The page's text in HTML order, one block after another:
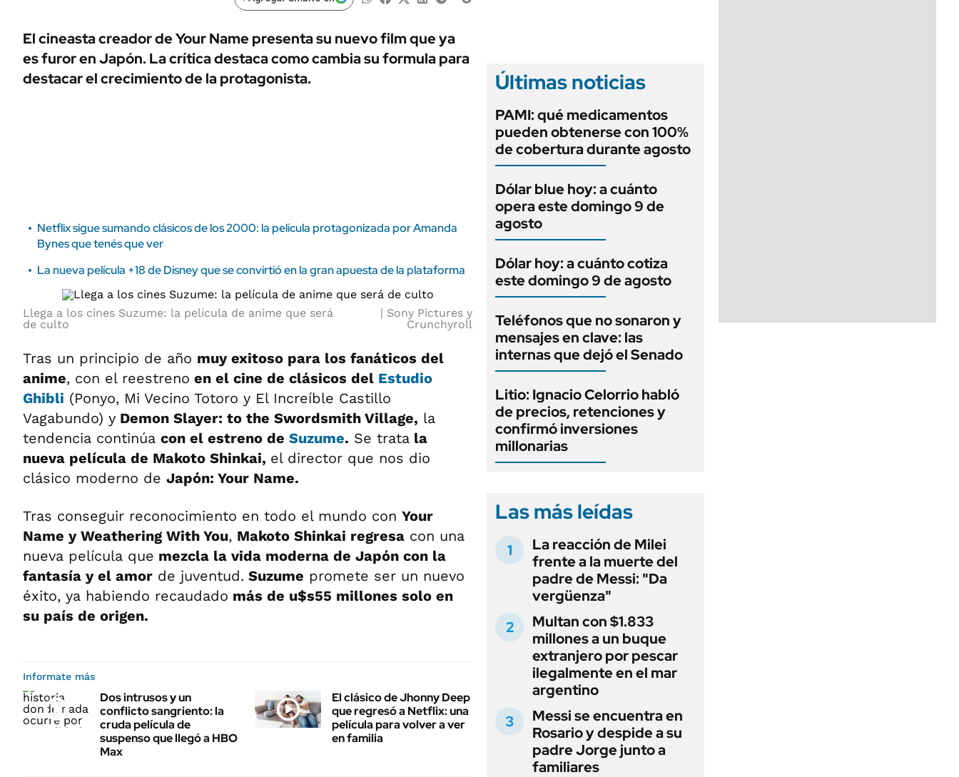
URUGUAY
AUTOS
El cineasta creador de Your Name presenta su nuevo film que ya
es furor en Japón. La crítica destaca como cambia su formula para
destacar el crecimiento de la protagonista.
Netflix sigue sumando clásicos de los 2000: la película protagonizada por Amanda
Bynes que tenés que ver
La nueva película +18 de Disney que se convirtió en la gran apuesta de la plataforma
Llega a los cines Suzume: la película de anime que será
de culto
Sony Pictures y
Crunchyroll
Tras un principio de año muy exitoso para los fanáticos del
anime, con el reestreno en el cine de clásicos del Estudio
Ghibli (Ponyo, Mi Vecino Totoro y El Increíble Castillo
Vagabundo) y Demon Slayer: to the Swordsmith Village, la
tendencia continúa con el estreno de Suzume. Se trata la
nueva película de Makoto Shinkai, el director que nos dio
clásico moderno de Japón: Your Name.
Tras conseguir reconocimiento en todo el mundo con Your
Name y Weathering With You, Makoto Shinkai regresa con una
nueva película que mezcla la vida moderna de Japón con la
fantasía y el amor de juventud. Suzume promete ser un nuevo
éxito, ya habiendo recaudado más de u$s55 millones solo en
su país de origen.
Informate más
Dos intrusos y un
conflicto sangriento: la
cruda película de
suspenso que llegó a HBO
Max
El clásico de Jhonny Deep
que regresó a Netflix: una
película para volver a ver
en familia
Últimas noticias
PAMI: qué medicamentos
pueden obtenerse con 100%
de cobertura durante agosto
Dólar blue hoy: a cuánto
opera este domingo 9 de
agosto
Dólar hoy: a cuánto cotiza
este domingo 9 de agosto
Teléfonos que no sonaron y
mensajes en clave: las
internas que dejó el Senado
Litio: Ignacio Celorrio habló
de precios, retenciones y
confirmó inversiones
millonarias
Las más leídas
La reacción de Milei
frente a la muerte del
padre de Messi: "Da
vergüenza"
Multan con $1.833
millones a un buque
extranjero por pescar
ilegalmente en el mar
argentino
Messi se encuentra en
Rosario y despide a su
padre Jorge junto a
familiares